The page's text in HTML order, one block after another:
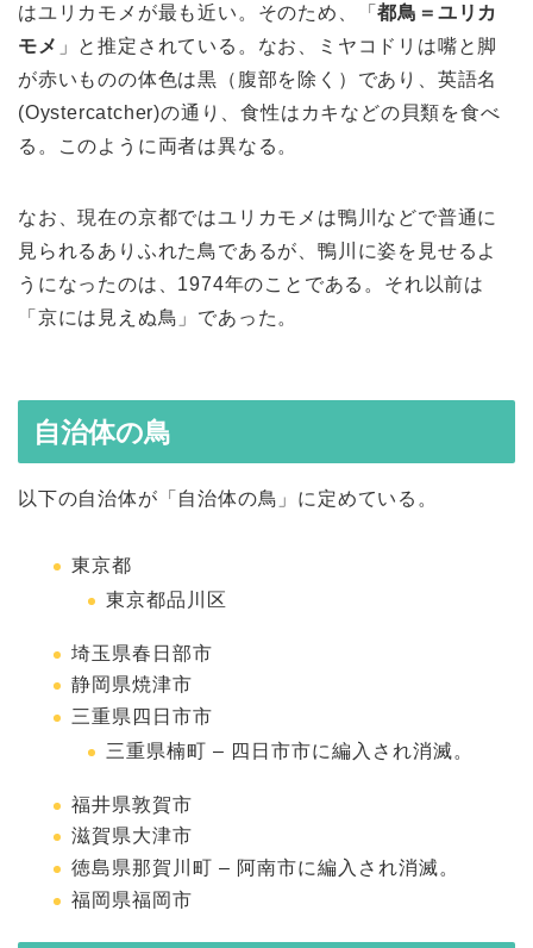
はユリカモメが最も近い。そのため、「都鳥＝ユリカ
モメ 」と推定されている。なお、ミヤコドリは嘴と脚
が赤いものの体色は黒（腹部を除く）であり、英語名
(Oystercatcher)の通り、食性はカキなどの貝類を食べ
る。このように両者は異なる。
なお、現在の京都ではユリカモメは鴨川などで普通に
見られるありふれた鳥であるが、鴨川に姿を見せるよ
うになったのは、1974年のことである。それ以前は
「京には見えぬ鳥」であった。
自治体の鳥
以下の自治体が「自治体の鳥」に定めている。
東京都
東京都品川区
埼玉県春日部市
静岡県焼津市
三重県四日市市
三重県楠町 – 四日市市に編入され消滅。
福井県敦賀市
滋賀県大津市
徳島県那賀川町 – 阿南市に編入され消滅。
福岡県福岡市